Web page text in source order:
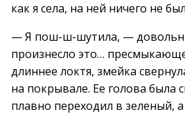
как я села, на ней ничего не
— Я пош-ш-шутила, —
произнесло это…
длиннее локтя, змейка
на покрывале. Ее голова была
плавно переходил в зеленый,